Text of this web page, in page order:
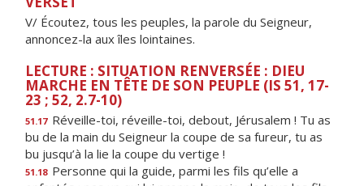
V/ Écoutez, tous les peuples, la parole du Seigneur,
annoncez-la aux îles lointaines.
LECTURE : SITUATION RENVERSÉE : DIEU
MARCHE EN TÊTE DE SON PEUPLE (IS 51, 17-
23 ; 52, 2.7-10)
51.17 Réveille-toi, réveille-toi, debout, Jérusalem ! Tu as
bu de la main du Seigneur la coupe de sa fureur, tu as
bu jusqu’à la lie la coupe du vertige !
51.18 Personne qui la guide, parmi les fils qu’elle a